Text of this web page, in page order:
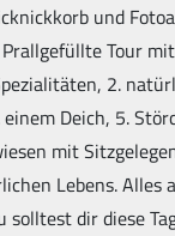
und
Prallgefüllte Tour
2.
Deich, 5.
mit
Lebens. Alles
solltest dir diese